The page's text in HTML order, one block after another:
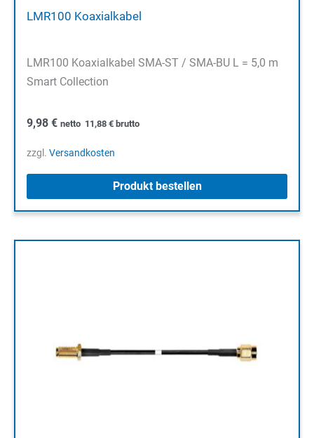
LMR100 Koaxialkabel
LMR100 Koaxialkabel SMA-ST / SMA-BU L = 5,0 m
Smart Collection
9,98 € netto 11,88 € brutto
zzgl. Versandkosten
Produkt bestellen